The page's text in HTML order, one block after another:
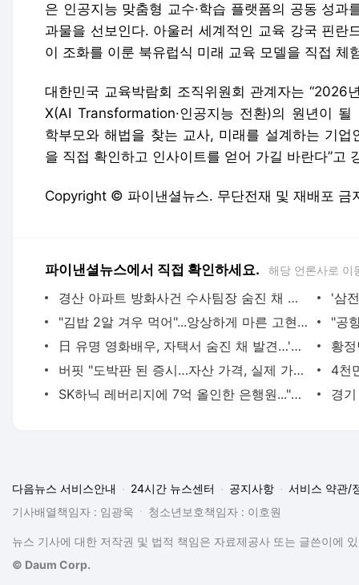
은 인공지능 맞춤형 교수·학습 플랫폼의 공동 성
과물을 선보인다. 아울러 세계적인 교육 강국 핀란
이 조화를 이룬 북유럽식 미래 교육 모델을 직접 체
대한민국 교육박람회 조직위원회 관계자는 “2026
X(AI Transformation·인공지능 전환)의 원년이 될
학부모와 해법을 찾는 교사, 미래를 설계하는 기
을 직접 확인하고 인사이트를 얻어 가길 바란다”고
Copyright © 파이낸셜뉴스. 무단전재 및 재배포 금
파이낸셜뉴스에서 직접 확인하세요. 해당 언론사로 이
경산 아파트 방화사건 수사팀장 숨진 채 발견…사망 경위 조사
"김밥 2알 겨우 먹어"...앙상하게 마른 고현정, 다이어트 아닌 '음식 공포증' 고백 [헬스톡]
日 유명 영화배우, 자택서 숨진 채 발견…'마약투약 혐의'
버핏 "도박판 된 증시…자산 가격, 실제 가치보다 비싸"
SK하닉 레버리지에 7억 올인한 은행원..."한 달 만에 5억 증발" 멘붕
다음뉴스 서비스안내 24시간 뉴스센터 공지사항
서비스 약관/
기사배열책임자 : 임광욱
청소년보호책임자 : 이호원
뉴스 기사에 대한 저작권 및 법적 책임은 자료제공사 또는 글쓴이에
© Daum Corp.